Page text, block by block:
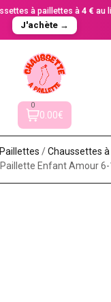
à paillettes à 4 € au
J'achète →
0
0.00€
/Chaussettes
Enfant Amour 6-